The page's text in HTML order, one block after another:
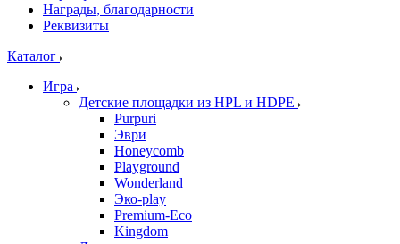
Награды, благодарности
Реквизиты
Каталог
Игра
Детские площадки из HPL и HDPE
Purpuri
Эври
Honeycomb
Playground
Wonderland
Эко-play
Premium-Eco
Kingdom